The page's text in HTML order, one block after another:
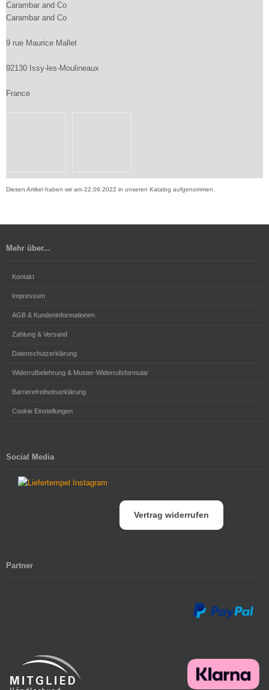
Carambar and Co
Carambar and Co
9 rue Maurice Mallet
92130 Issy-les-Moulineaux
France
Diesen Artikel haben wir am 22.09.2022 in unseren Katalog aufgenommen.
Mehr über...
Kontakt
Impressum
AGB & Kundeninformationen
Zahlung & Versand
Datenschutzerklärung
Widerrufbelehrung & Muster-Widerrufsformular
Barrierefreiheitserklärung
Cookie Einstellungen
Social Media
Vertrag widerrufen
Partner